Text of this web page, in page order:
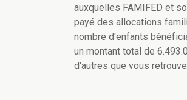
auxquelles FAMIFED et
payé des allocations
nombre d'enfants
un montant total de
d'autres que vous